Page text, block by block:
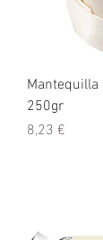
Mantequilla
250gr
Precio
8,23 €